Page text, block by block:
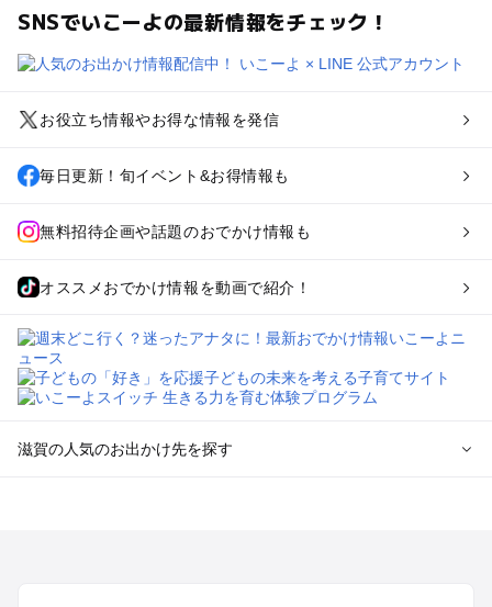
SNSでいこーよの最新情報をチェック！
お役立ち情報やお得な情報を発信
毎日更新！旬イベント&お得情報も
無料招待企画や話題のおでかけ情報も
オススメおでかけ情報を動画で紹介！
滋賀の人気のお出かけ先を探す